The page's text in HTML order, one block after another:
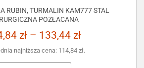
RUBIN, TURMALIN KAM777 STAL
POZŁACANA
zł – 133,44 zł
najniższa cena: 114,84 zł.